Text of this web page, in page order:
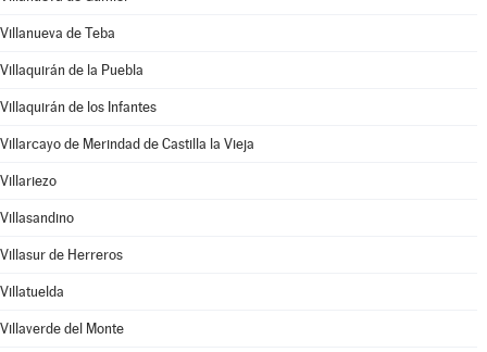
Villanueva de Teba
Villaquirán de la Puebla
Villaquirán de los Infantes
Villarcayo de Merindad de Castilla la Vieja
Villariezo
Villasandino
Villasur de Herreros
Villatuelda
Villaverde del Monte